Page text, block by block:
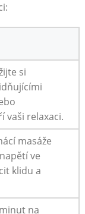
si
vaši relaxaci.
masáže
ve
klidu a
na